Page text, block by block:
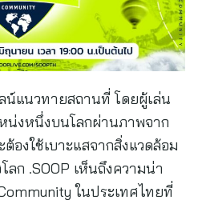
น์แนวทายสถานที่ โดยผู้เล่น
น่งหนึ่งบนโลกผ่านภาพจาก
องใช้เบาะแสจากสิ่งแวดล้อม
ลก .SOOP เห็นถึงความน่า
ในประเทศไทยที่